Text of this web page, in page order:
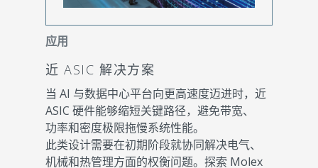
应用
近 ASIC 解决方案
当 AI 与数据中心平台向更高速度迈进时，近
ASIC 硬件能够缩短关键路径，避免带宽、
功率和密度极限拖慢系统性能。
此类设计需要在初期阶段就协同解决电气、
机械和热管理方面的权衡问题。探索 Molex